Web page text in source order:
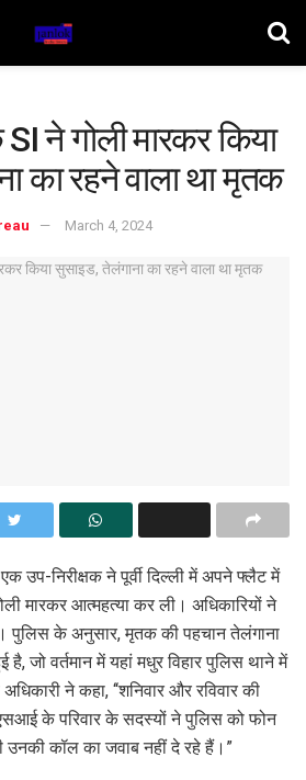
ने गोली मारकर किया
का रहने वाला था मृतक
March 4, 2024
उप-निरीक्षक ने पूर्वी दिल्ली में अपने फ्लैट में
मारकर आत्महत्या कर ली। अधिकारियों ने
पुलिस के अनुसार, मृतक की पहचान तेलंगाना
जो वर्तमान में यहां मधुर विहार पुलिस थाने में
ने कहा, ‘‘शनिवार और रविवार की
के परिवार के सदस्यों ने पुलिस को फोन
उनकी कॉल का जवाब नहीं दे रहे हैं।”